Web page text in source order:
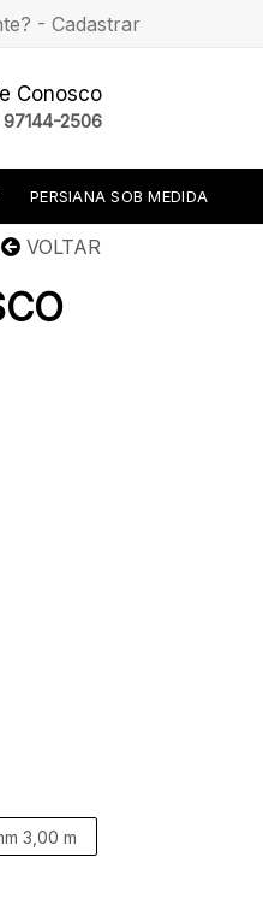
- Cadastrar
Conosco
97144-2506
PERSIANA SOB MEDIDA
VOLTAR
3,00 m